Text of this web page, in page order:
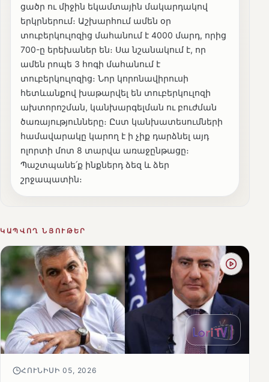
ցածր ու միջին եկամտային մակարդակով
երկրներում։ Աշխարհում ամեն օր
տուբերկուլոզից մահանում է 4000 մարդ, որից
700-ը երեխաներ են։ Սա նշանակում է, որ
ամեն րոպե 3 հոգի մահանում է
տուբերկուլոզից։ Նոր կորոնավիրուսի
հետևանքով խաթարվել են տուբերկուլոզի
ախտորոշման, կանխարգելման ու բուժման
ծառայությունները։ Ըստ կանխատեսումների
համավարակը կարող է ի չիք դարձնել այդ
ոլորտի մոտ 8 տարվա առաջընթացը։
Պաշտպանե՛ք ինքներդ ձեզ և ձեր
շրջապատին։
ԿԱՊՎՈՂ ՆՅՈՒԹԵՐ
ՀՈՒՆԻՍԻ 05, 2026